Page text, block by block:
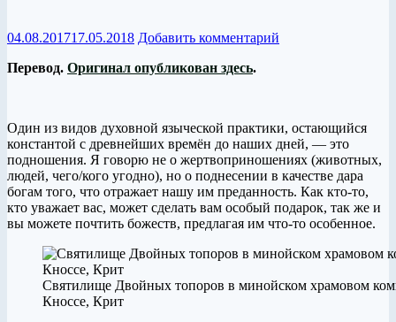
04.08.201717.05.2018 Добавить комментарий
Перевод. Оригинал опубликован здесь.
Один из видов духовной языческой практики, остающийся
константой с древнейших времён до наших дней, — это
подношения. Я говорю не о жертвоприношениях (животных,
людей, чего/кого угодно), но о поднесении в качестве дара
богам того, что отражает нашу им преданность. Как кто-то,
кто уважает вас, может сделать вам особый подарок, так же и
вы можете почтить божеств, предлагая им что-то особенное.
Святилище Двойных топоров в минойском храмовом
Кноссе, Крит